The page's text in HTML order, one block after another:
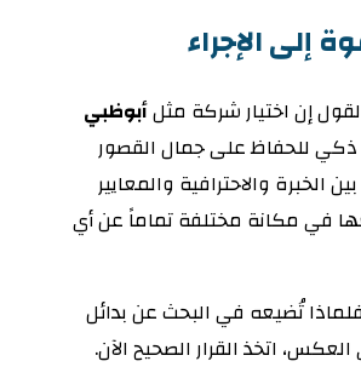
إلى الإجراء
إن اختيار شركة مثلأبوظبي
ذكي للحفاظ على جمال القصور
الخبرة والاحترافية والمعايير
في مكانة مختلفة تماماً عن أي
تُضيعه في البحث عن بدائل
اتخذ القرار الصحيح الآن.